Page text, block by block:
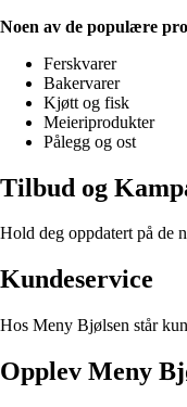
Noen av de populære
Ferskvarer
Bakervarer
Kjøtt og fisk
Meieriprodukter
Pålegg og ost
Tilbud og
Hold deg oppdatert på de
Kundeservice
Hos Meny Bjølsen står
Opplev Meny